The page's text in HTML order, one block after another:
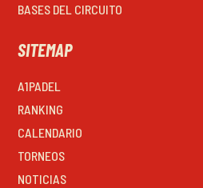
BASES DEL CIRCUITO
SITEMAP
A1PADEL
RANKING
CALENDARIO
TORNEOS
NOTICIAS